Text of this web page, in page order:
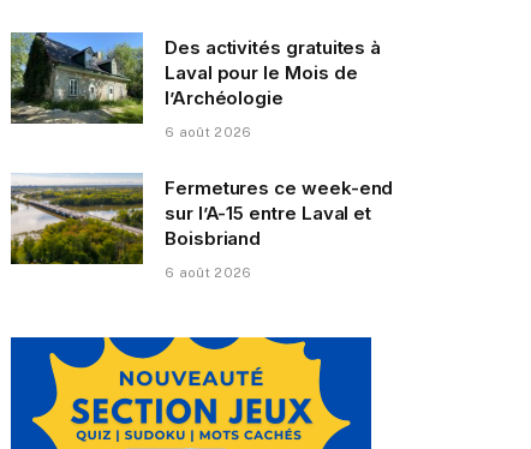
Des activités gratuites à
Laval pour le Mois de
l’Archéologie
6 août 2026
Fermetures ce week-end
sur l’A-15 entre Laval et
Boisbriand
6 août 2026